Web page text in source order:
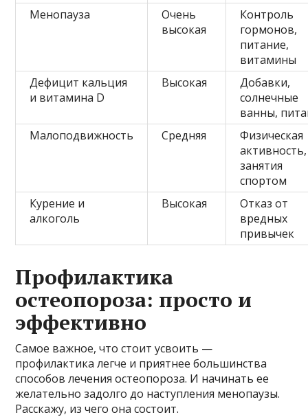
Менопауза
Очень
высокая
Контроль
гормонов,
питание,
витамины
Дефицит кальция
и витамина D
Высокая
Добавки,
солнечные
ванны,
Малоподвижность
Средняя
Физическая
активность,
занятия
спортом
Курение и
алкоголь
Высокая
Отказ от
вредных
привычек
Профилактика
остеопороза: просто и
эффективно
Самое важное, что стоит усвоить —
профилактика легче и приятнее большинства
способов лечения остеопороза. И начинать ее
желательно задолго до наступления менопаузы.
Расскажу, из чего она состоит.